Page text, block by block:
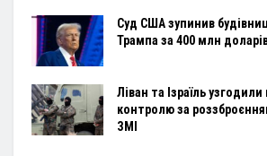
Суд США зупинив
Трампа за 400 млн
Ліван та Ізраїль
контролю за
ЗМІ